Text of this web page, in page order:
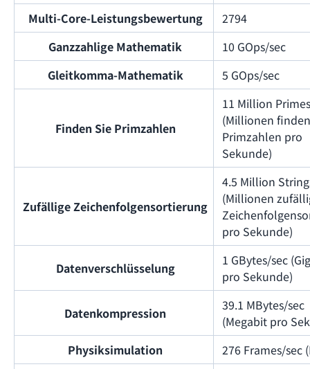
Multi-Core-Leistungsbewertung
2794
Ganzzahlige Mathematik
10 GOps/sec
Gleitkomma-Mathematik
5 GOps/sec
Finden Sie Primzahlen
11 Million
(Millionen finden
Primzahlen pro
Sekunde)
Zufällige Zeichenfolgensortierung
4.5 Million
(Millionen
pro Sekunde)
Datenverschlüsselung
1 GBytes/sec
pro Sekunde)
Datenkompression
39.1 MBytes/sec
(Megabit pro
Physiksimulation
276 Frames/sec